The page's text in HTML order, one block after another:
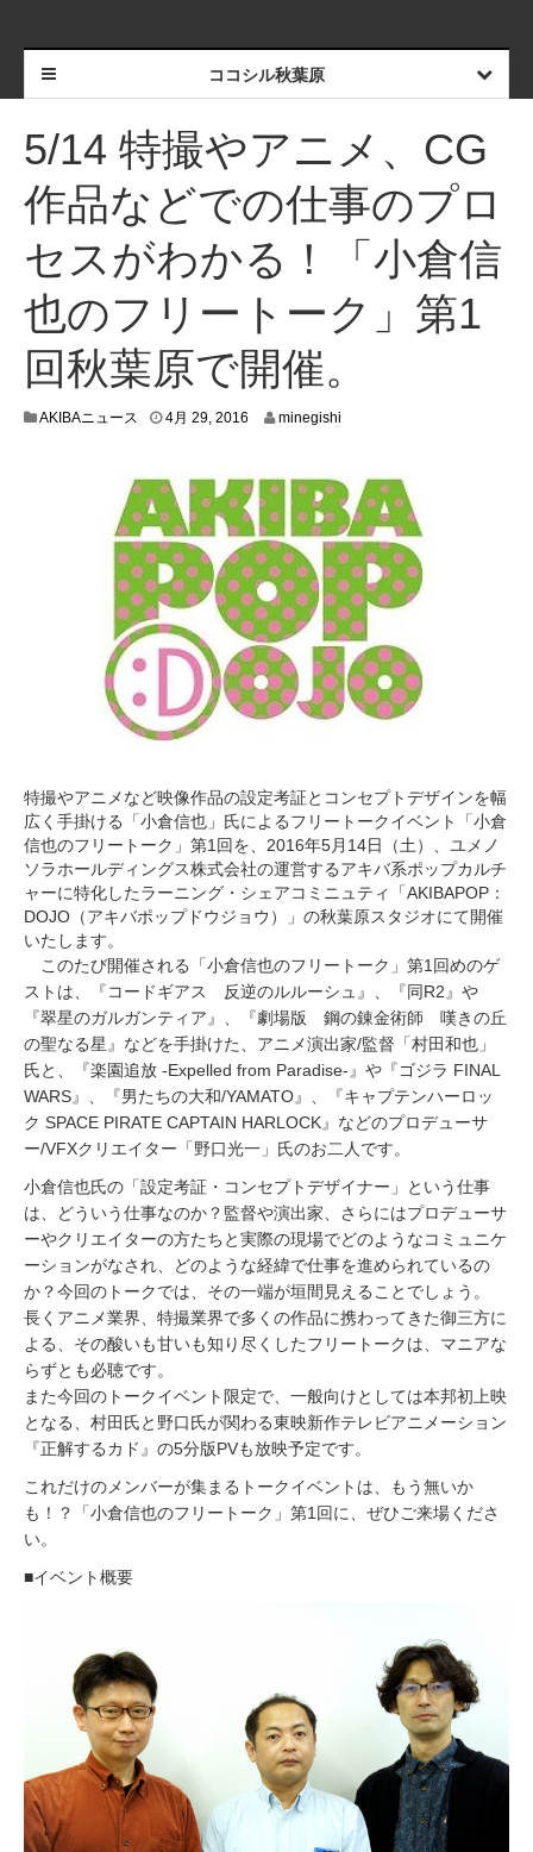
ココシル秋葉原
5/14 特撮やアニメ、CG
作品などでの仕事のプロ
セスがわかる！「小倉信
也のフリートーク」第1
回秋葉原で開催。
AKIBAニュース 4月 29, 2016
2
,
2
0
1
6
minegishi
特撮やアニメなど映像作品の設定考証とコンセプトデザインを幅
広く手掛ける「小倉信也」氏によるフリートークイベント「小倉
信也のフリートーク」第1回を、2016年5月14日（土）、ユメノ
ソラホールディングス株式会社の運営するアキバ系ポップカルチ
ャーに特化したラーニング・シェアコミニュティ「AKIBAPOP：
DOJO（アキバポップドウジョウ）」の秋葉原スタジオにて開催
いたします。
このたび開催される「小倉信也のフリートーク」第1回めのゲ
ストは、『コードギアス 反逆のルルーシュ』、『同R2』や
『翠星のガルガンティア』、『劇場版 鋼の錬金術師 嘆きの丘
の聖なる星』などを手掛けた、アニメ演出家/監督「村田和也」
氏と、『楽園追放 -Expelled from Paradise-』や『ゴジラ FINAL
WARS』、『男たちの大和/YAMATO』、『キャプテンハーロッ
ク SPACE PIRATE CAPTAIN HARLOCK』などのプロデューサ
ー/VFXクリエイター「野口光一」氏のお二人です。
小倉信也氏の「設定考証・コンセプトデザイナー」という仕事
は、どういう仕事なのか？監督や演出家、さらにはプロデューサ
ーやクリエイターの方たちと実際の現場でどのようなコミュニケ
ーションがなされ、どのような経緯で仕事を進められているの
か？今回のトークでは、その一端が垣間見えることでしょう。
長くアニメ業界、特撮業界で多くの作品に携わってきた御三方に
よる、その酸いも甘いも知り尽くしたフリートークは、マニアな
らずとも必聴です。
また今回のトークイベント限定で、一般向けとしては本邦初上映
となる、村田氏と野口氏が関わる東映新作テレビアニメーション
『正解するカド』の5分版PVも放映予定です。
これだけのメンバーが集まるトークイベントは、もう無いか
も！？「小倉信也のフリートーク」第1回に、ぜひご来場くださ
い。
■イベント概要